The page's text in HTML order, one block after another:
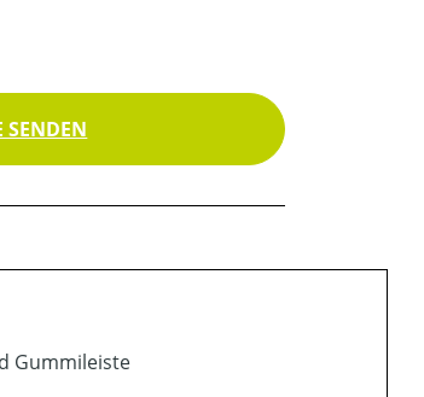
SENDEN
Gummileiste